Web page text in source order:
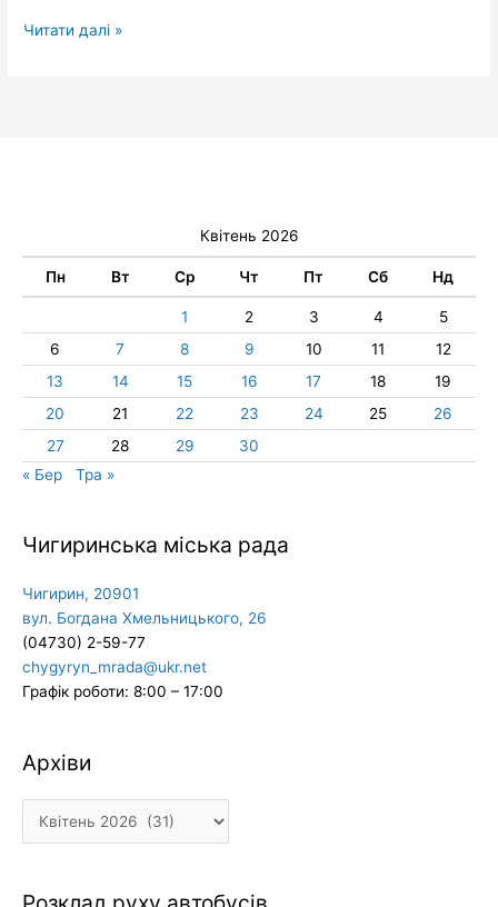
Читати далі »
Квітень 2026
Пн Вт Ср Чт Пт Сб Нд
1 2 3 4
5
6
7 8 9 10 11
12
13
14 15 16 17 18
19
20
21 22 23 24 25
26
27
28 29
30
« Бер
Тра »
Чигиринська міська рада
Чигирин, 20901
вул. Богдана Хмельницького, 26
(04730) 2-59-77
chygyryn_mrada@ukr.net
Графік роботи: 8:00 – 17:00
Архіви
Архіви